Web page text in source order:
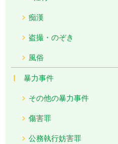
痴漢
盗撮・のぞき
風俗
暴力事件
その他の暴力事件
傷害罪
公務執行妨害罪